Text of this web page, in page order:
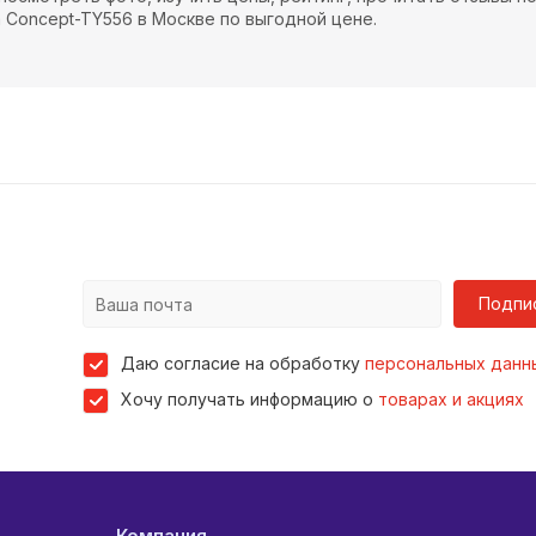
Concept-TY556 в Москве по выгодной цене.
Даю согласие на обработку персональных
Хочу получать информацию о товарах и акциях